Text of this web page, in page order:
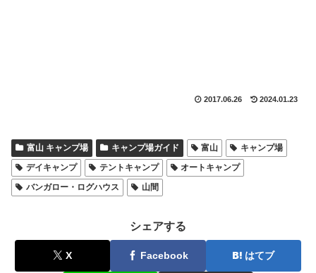
2017.06.26 2024.01.23
富山 キャンプ場 キャンプ場ガイド 富山
キャンプ場
デイキャンプ
テントキャンプ
オートキャンプ
バンガロー・ログハウス
山間
シェアする
X Facebook はてブ